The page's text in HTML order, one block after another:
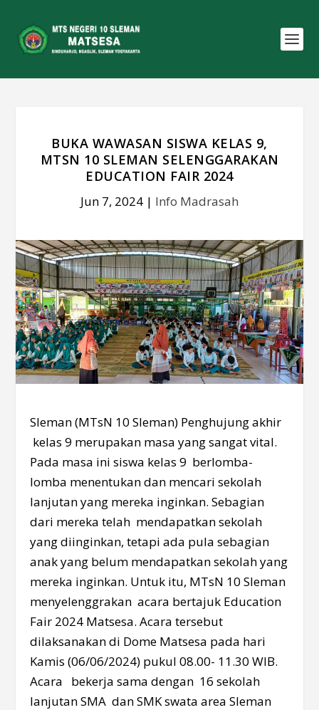
BUKA WAWASAN SISWA KELAS 9,
MTSN 10 SLEMAN SELENGGARAKAN
EDUCATION FAIR 2024
Jun 7, 2024 | Info Madrasah
Sleman (MTsN 10 Sleman) Penghujung akhir
kelas 9 merupakan masa yang sangat vital.
Pada masa ini siswa kelas 9 berlomba-
lomba menentukan dan mencari sekolah
lanjutan yang mereka inginkan. Sebagian
dari mereka telah mendapatkan sekolah
yang diinginkan, tetapi ada pula sebagian
anak yang belum mendapatkan sekolah yang
mereka inginkan. Untuk itu, MTsN 10 Sleman
menyelenggrakan acara bertajuk Education
Fair 2024 Matsesa. Acara tersebut
dilaksanakan di Dome Matsesa pada hari
Kamis (06/06/2024) pukul 08.00- 11.30 WIB.
Acara bekerja sama dengan 16 sekolah
lanjutan SMA dan SMK swata area Sleman